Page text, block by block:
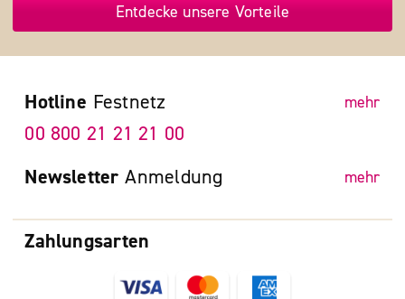
Entdecke unsere Vorteile
Zahlungsarten
Hotline Festnetz mehr
00 800 21 21 21 00
Newsletter Anmeldung mehr